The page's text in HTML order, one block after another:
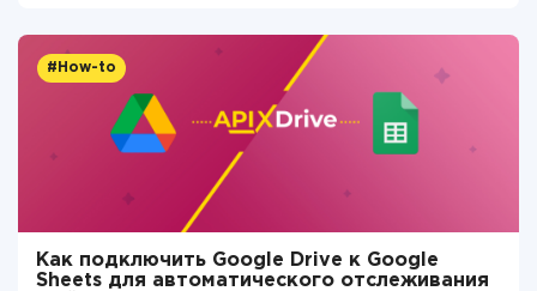
#How-to
Как подключить Google Drive к Google
Sheets для автоматического отслеживания